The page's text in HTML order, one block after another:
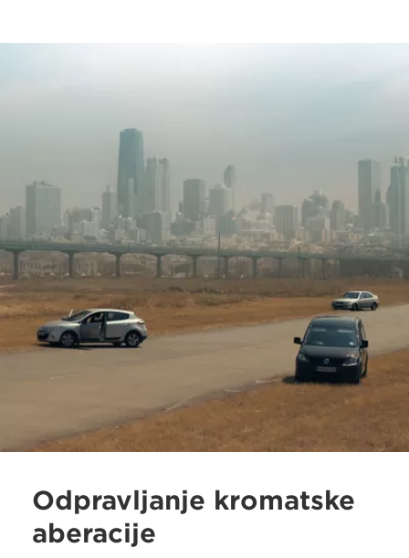
Odpravljanje kromatske
aberacije